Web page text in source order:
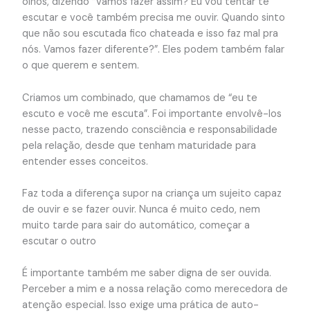
escutar e você também precisa me ouvir. Quando sinto
que não sou escutada fico chateada e isso faz mal pra
nós. Vamos fazer diferente?”. Eles podem também falar
o que querem e sentem.
Criamos um combinado, que chamamos de “eu te
escuto e você me escuta”. Foi importante envolvê-los
nesse pacto, trazendo consciência e responsabilidade
pela relação, desde que tenham maturidade para
entender esses conceitos.
Faz toda a diferença supor na criança um sujeito capaz
de ouvir e se fazer ouvir. Nunca é muito cedo, nem
muito tarde para sair do automático, começar a
escutar o outro
É importante também me saber digna de ser ouvida.
Perceber a mim e a nossa relação como merecedora de
atenção especial. Isso exige uma prática de auto-